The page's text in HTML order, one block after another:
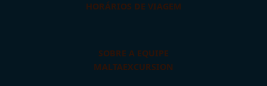
HORÁRIOS DE VIAGEM
SOBRE A EQUIPE
MALTAEXCURSION